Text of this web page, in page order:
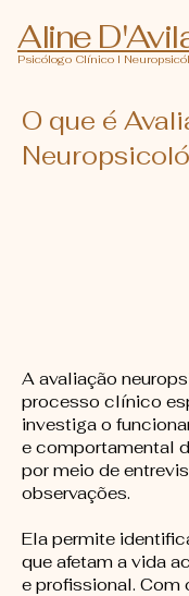
Aline
Psicólogo Clínico l
O que é
A avaliação
processo clínico
investiga o
e comportamental
por meio de
observações.
Ela permite
que afetam a vida
e profissional. Com